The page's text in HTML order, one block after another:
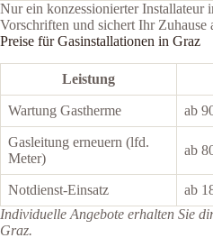
Nur ein konzessionierter Installateur
Vorschriften und sichert Ihr Zuhause
Preise für Gasinstallationen in Graz
Leistung
Wartung Gastherme ab
Gasleitung erneuern (lfd.
Meter)
ab
Notdienst-Einsatz
ab
Individuelle Angebote erhalten Sie
Graz.